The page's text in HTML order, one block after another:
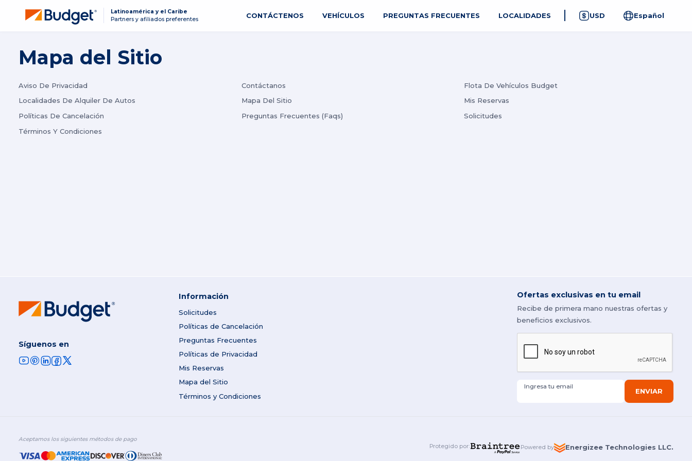
Latinoamérica y el Caribe
Partners y afiliados preferentes
CONTÁCTENOS VEHÍCULOS PREGUNTAS FRECUENTES LOCALIDADES USD Español
Mapa del Sitio
Aviso De Privacidad Contáctanos
Flota De Vehículos Budget
Localidades De Alquiler De Autos
Mapa Del Sitio
Mis Reservas
Políticas De Cancelación
Preguntas Frecuentes (Faqs)
Solicitudes
Términos Y Condiciones
Síguenos en
Información
Solicitudes
Políticas de Cancelación
Preguntas Frecuentes
Políticas de Privacidad
Mis Reservas
Mapa del Sitio
Términos y Condiciones
Ofertas exclusivas en tu email
Recibe de primera mano nuestras ofertas y
beneficios exclusivos.
Ingresa tu email
ENVIAR
Aceptamos los siguientes métodos de pago
Protegido por: Powered by Energizee Technologies LLC.